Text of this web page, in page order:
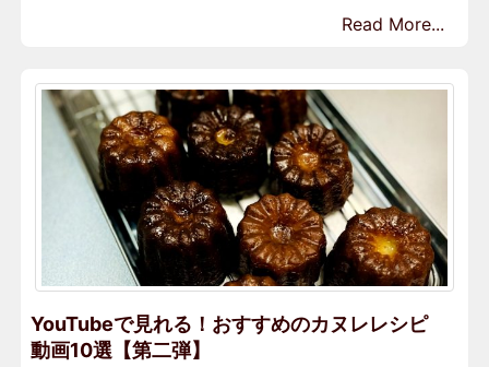
Read More...
YouTubeで見れる！おすすめのカヌレレシピ
動画10選【第二弾】